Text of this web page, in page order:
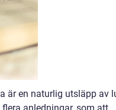
är en naturlig utsläpp av